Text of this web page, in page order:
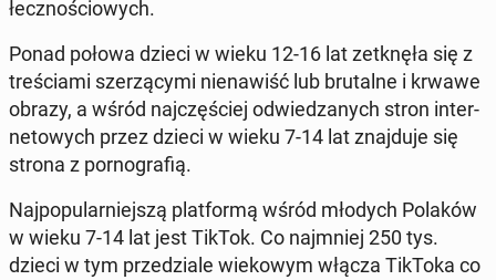
łecz­no­ścio­wych.
Ponad połowa dzieci w wieku 12-16 lat ze­tknę­ła się z
tre­ścia­mi sze­rzą­cy­mi nie­na­wiść lub bru­tal­ne i krwawe
obrazy, a wśród naj­czę­ściej od­wie­dza­nych stron in­ter­
ne­to­wych przez dzieci w wieku 7-14 lat znaj­du­je się
strona z por­no­gra­fią.
Naj­po­pu­lar­niej­szą plat­for­mą wśród młodych Polaków
w wieku 7-14 lat jest TikTok. Co naj­mniej 250 tys.
dzieci w tym prze­dzia­le wie­ko­wym włącza TikToka co